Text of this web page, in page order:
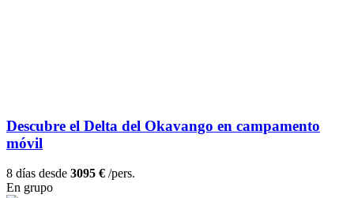
Descubre el Delta del Okavango en campamento
móvil
8 días desde 3095 € /pers.
En grupo